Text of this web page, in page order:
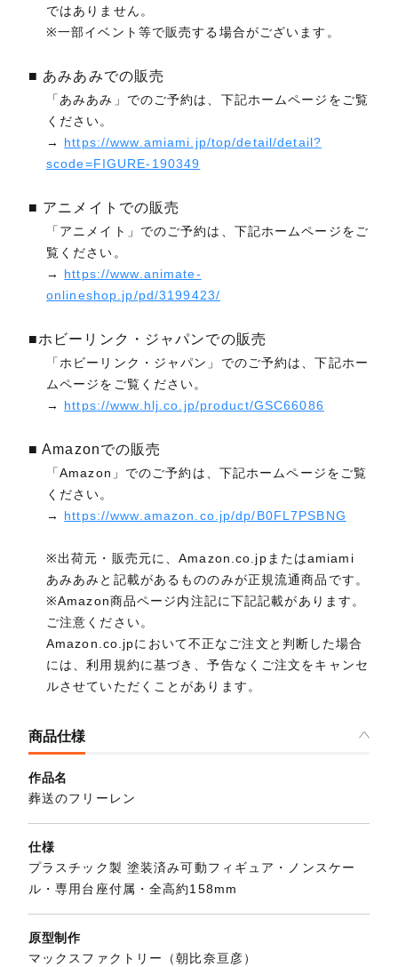
ではありません。
※一部イベント等で販売する場合がございます。
■ あみあみでの販売
「あみあみ」でのご予約は、下記ホームページをご覧
ください。
→ https://www.amiami.jp/top/detail/detail?
scode=FIGURE-190349
■ アニメイトでの販売
「アニメイト」でのご予約は、下記ホームページをご
覧ください。
→ https://www.animate-
onlineshop.jp/pd/3199423/
■ホビーリンク・ジャパンでの販売
「ホビーリンク・ジャパン」でのご予約は、下記ホー
ムページをご覧ください。
→ https://www.hlj.co.jp/product/GSC66086
■ Amazonでの販売
「Amazon」でのご予約は、下記ホームページをご覧
ください。
→ https://www.amazon.co.jp/dp/B0FL7PSBNG
※出荷元・販売元に、Amazon.co.jpまたはamiami
あみあみと記載があるもののみが正規流通商品です。
※Amazon商品ページ内注記に下記記載があります。
ご注意ください。
Amazon.co.jpにおいて不正なご注文と判断した場合
には、利用規約に基づき、予告なくご注文をキャンセ
ルさせていただくことがあります。
商品仕様
作品名
葬送のフリーレン
仕様
プラスチック製 塗装済み可動フィギュア・ノンスケー
ル・専用台座付属・全高約158mm
原型制作
マックスファクトリー（朝比奈亘彦）